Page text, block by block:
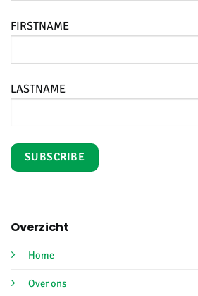
Overzicht
Home
Over ons
FIRSTNAME
LASTNAME